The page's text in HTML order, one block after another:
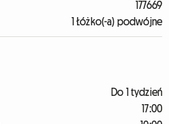
177669
1 Łóżko(-a) podwójne
Do 1 tydzień
17:00